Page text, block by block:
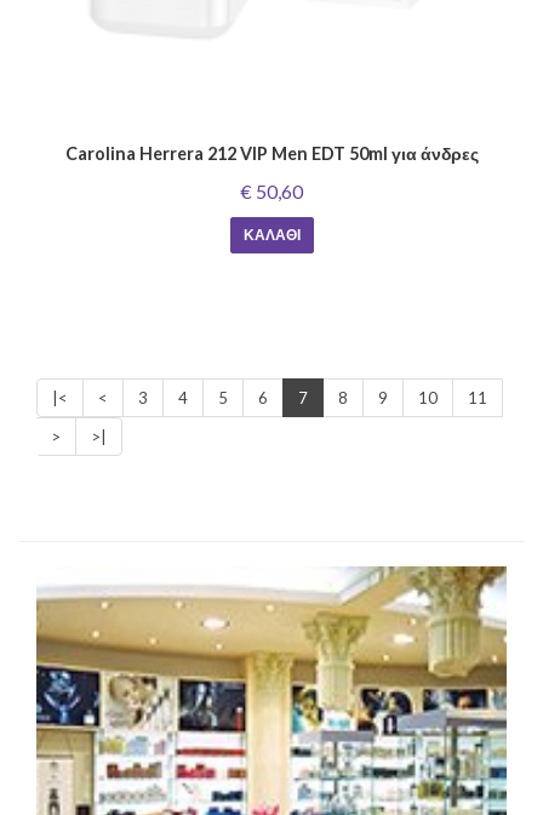
Carolina Herrera 212 VIP Men EDT 50ml για άνδρες
€ 50,60
ΚΑΛΆΘΙ
|< < 3 4 5 6 7 8 9 10
11
>
>|